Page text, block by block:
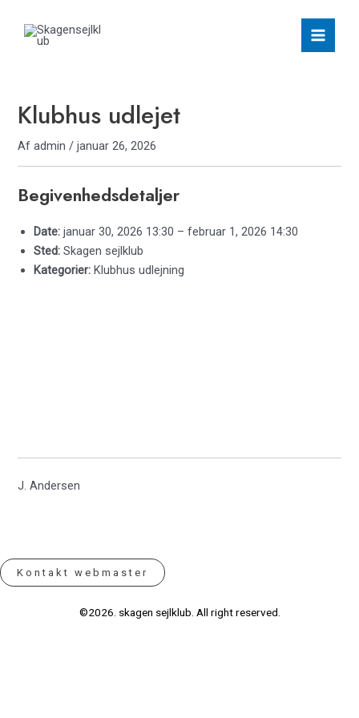
Main
Klubhus udlejet
Afadmin/januar 26, 2026
Begivenhedsdetaljer
Date: januar 30, 2026 13:30 –februar 1, 2026 14:30
Sted: Skagen sejlklub
Kategorier: Klubhus udlejning
J. Andersen
Kontakt webmaster
©2026. skagen sejlklub. All right reserved.